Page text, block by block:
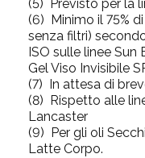
(5) Previsto per la
(6) Minimo il 75%
senza filtri)
ISO sulle linee Sun
Gel Viso Invisibile
(7) In attesa di
(8) Rispetto alle
Lancaster
(9) Per gli oli
Latte Corpo.